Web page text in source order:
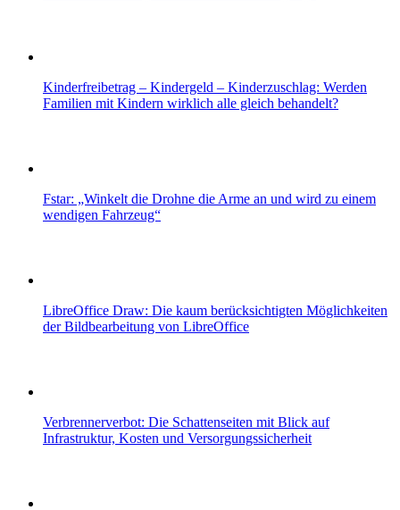
Kinderfreibetrag – Kindergeld – Kinderzuschlag: Werden
Familien mit Kindern wirklich alle gleich behandelt?
Fstar: „Winkelt die Drohne die Arme an und wird zu einem
wendigen Fahrzeug“
LibreOffice Draw: Die kaum berücksichtigten Möglichkeiten
der Bildbearbeitung von LibreOffice
Verbrennerverbot: Die Schattenseiten mit Blick auf
Infrastruktur, Kosten und Versorgungssicherheit